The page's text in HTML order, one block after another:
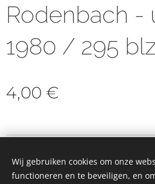
Rodenbach -
1980 / 295
4,00 €
Cookies
Wij gebruiken cookies om onze
functioneren en te beveiligen, en